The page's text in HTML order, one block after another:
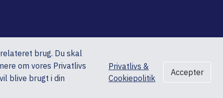
brug. Du skal
om vores Privatlivs
blive brugt i din
Privatlivs &
Cookiepolitik
Accepter